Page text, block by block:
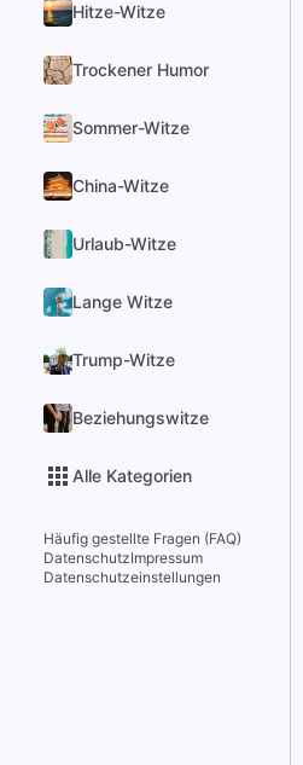
Hitze-Witze
Trockener Humor
Sommer-Witze
China-Witze
Urlaub-Witze
Lange Witze
Trump-Witze
Beziehungswitze
Alle Kategorien
Häufig gestellte Fragen (FAQ)
DatenschutzImpressum
Datenschutzeinstellungen